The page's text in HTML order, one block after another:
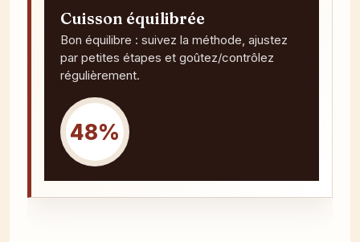
Cuisson équilibrée
Bon équilibre : suivez la méthode, ajustez
par petites étapes et goûtez/contrôlez
régulièrement.
48%